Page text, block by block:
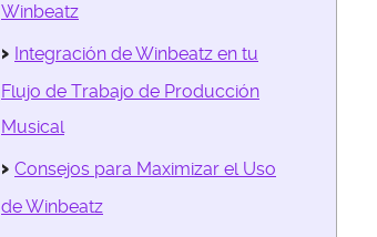
Winbeatz
Integración de Winbeatz en tu
Flujo de Trabajo de Producción
Musical
Consejos para Maximizar el Uso
de Winbeatz